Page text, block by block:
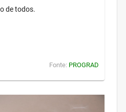
de todos.
Fonte: PROGRAD